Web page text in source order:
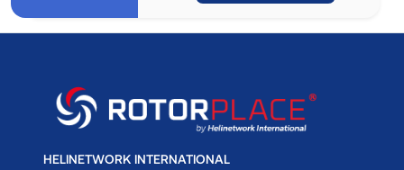
HELINETWORK INTERNATIONAL